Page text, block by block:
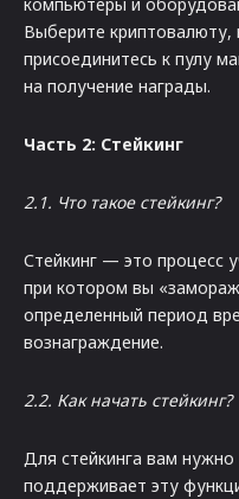
Выберите криптовалюту,
присоединитесь к пулу
на получение награды.
Часть 2: Стейкинг
2.1. Что такое стейкинг?
Стейкинг — это процесс
при котором вы
определенный период
вознаграждение.
2.2. Как начать стейкинг?
Для стейкинга вам
поддерживает эту